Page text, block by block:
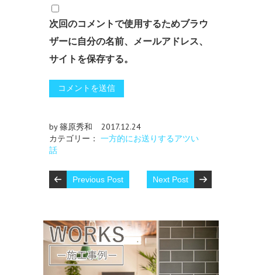
次回のコメントで使用するためブラウ
ザーに自分の名前、メールアドレス、
サイトを保存する。
by 篠原秀和
2017.12.24
カテゴリー： 一方的にお送りするアツい
話
Previous Post Next Post